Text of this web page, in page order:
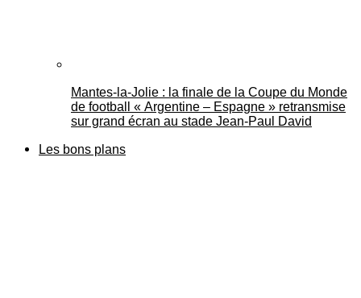
Mantes-la-Jolie : la finale de la Coupe du Monde
de football « Argentine – Espagne » retransmise
sur grand écran au stade Jean-Paul David
Les bons plans